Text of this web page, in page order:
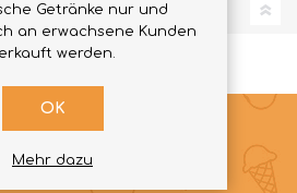
Getränke nur und
an erwachsene Kunden
werden.
OK
Mehr dazu